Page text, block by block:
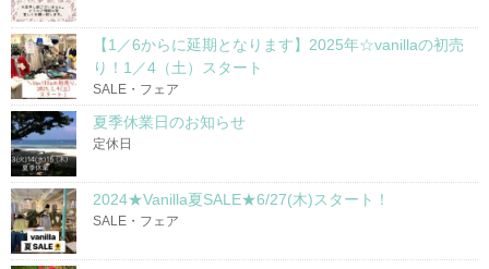
【1／6からに延期となります】2025年☆vanillaの初売
り！1／4（土）スタート
SALE・フェア
夏季休業日のお知らせ
定休日
2024★Vanilla夏SALE★6/27(木)スタート！
SALE・フェア